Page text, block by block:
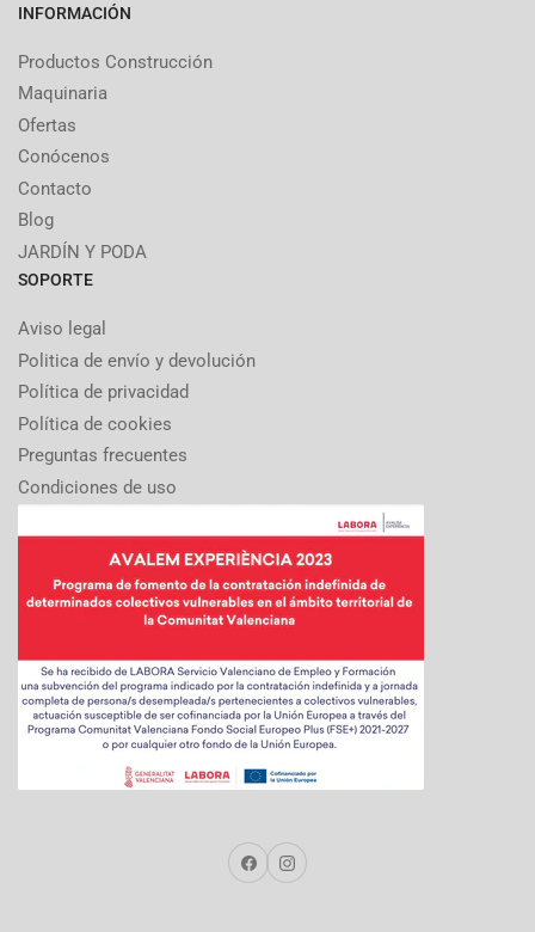
INFORMACIÓN
Productos Construcción
Maquinaria
Ofertas
Conócenos
Contacto
Blog
JARDÍN Y PODA
SOPORTE
Aviso legal
Politica de envío y devolución
Política de privacidad
Política de cookies
Preguntas frecuentes
Condiciones de uso
FacebookInstagram